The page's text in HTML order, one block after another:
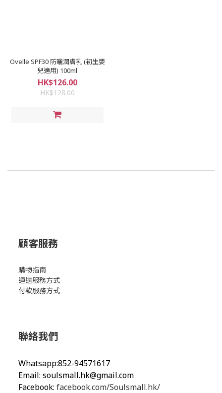
Ovelle SPF30 防曬潤膚乳 (初生嬰
兒適用) 100ml
HK$126.00
HK$128.00
顧客服務
購物指南
運送服務方式
付款服務方式
聯絡我們
Whatsapp:852-94571617
Email: soulsmall.hk@gmail.com
Facebook: facebook.com/Soulsmall.hk/